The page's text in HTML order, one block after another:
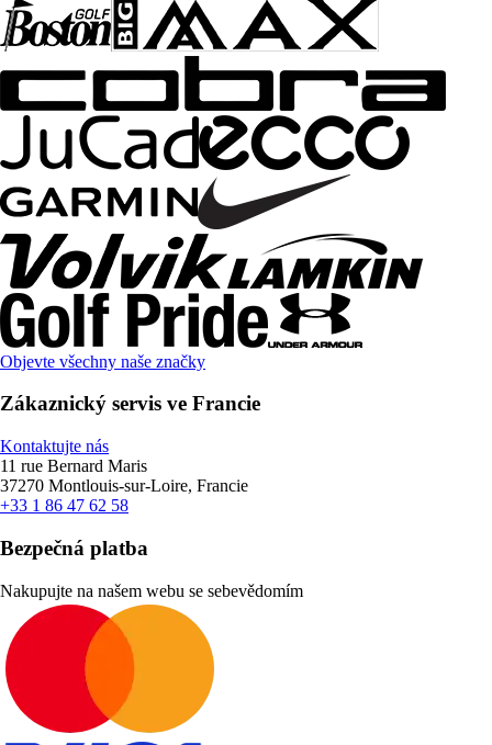
Objevte všechny naše značky
Zákaznický servis ve Francie
Kontaktujte nás
11 rue Bernard Maris
37270 Montlouis-sur-Loire, Francie
+33 1 86 47 62 58
Bezpečná platba
Nakupujte na našem webu se sebevědomím